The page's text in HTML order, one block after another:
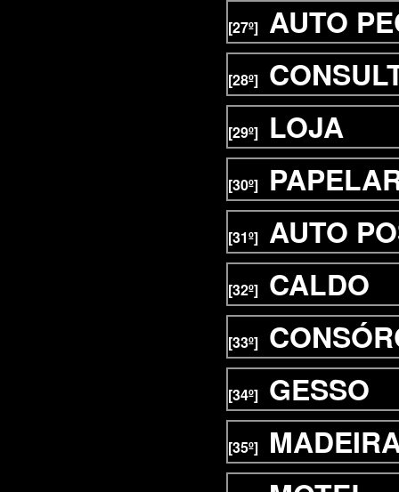
[27º] AUTO
[28º]
[29º] LOJA
[30º]
[31º] AUTO
[32º] CALDO
[33º]
[34º] GESSO
[35º]